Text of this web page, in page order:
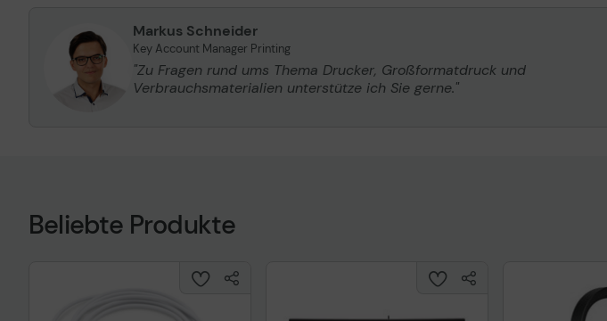
Markus Schneider
Key Account Manager Printing
"Zu Fragen rund ums Thema Drucker, Großformatdruck und
Verbrauchsmaterialien unterstütze ich Sie gerne."
Beliebte Produkte